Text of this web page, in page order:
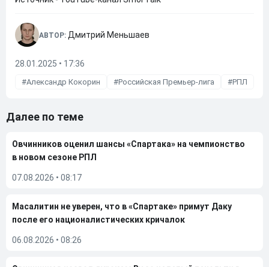
АВТОР: Дмитрий Меньшаев
28.01.2025 • 17:36
Александр Кокорин Российская Премьер-лига РПЛ
Далее по теме
Овчинников оценил шансы «Спартака» на чемпионство
в новом сезоне РПЛ
07.08.2026 • 08:17
Масалитин не уверен, что в «Спартаке» примут Даку
после его националистических кричалок
06.08.2026 • 08:26